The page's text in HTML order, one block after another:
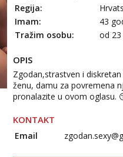
Regija:
Imam:
43
Tražim osobu:
od
OPIS
Zgodan,strastven i
ženu, damu za povremena
pronalazite u ovom oglasu.
KONTAKT
Email